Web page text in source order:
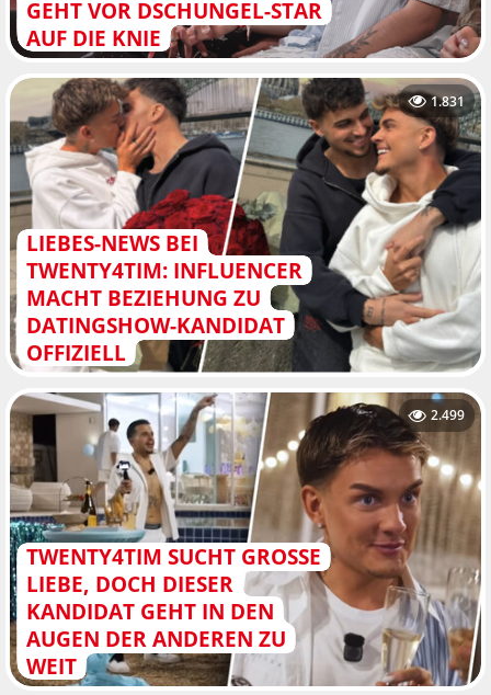
GEHT VOR DSCHUNGEL-STAR
AUF DIE KNIE
LIEBES-NEWS BEI
TWENTY4TIM: INFLUENCER
MACHT BEZIEHUNG ZU
DATINGSHOW-KANDIDAT
OFFIZIELL
1.831
TWENTY4TIM SUCHT GROSSE L
IEBE, DOCH DIESER K
ANDIDAT GEHT IN DEN A
UGEN DER ANDEREN ZU W
EIT
2.499